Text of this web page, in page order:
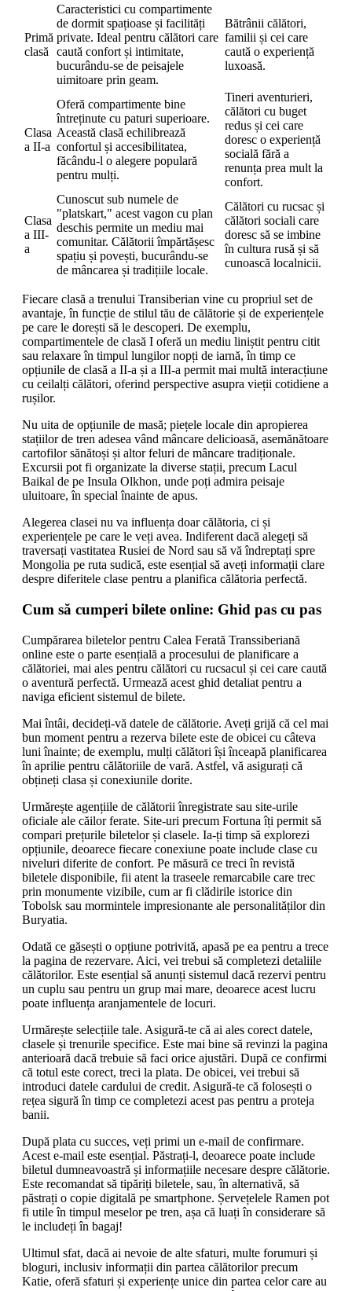
Primă
clasă
Caracteristici cu compartimente
de dormit spațioase și facilități
private. Ideal pentru călători care
caută confort și intimitate,
bucurându-se de peisajele
uimitoare prin geam.
Bătrânii călători,
familii și cei care
caută o experiență
luxoasă.
Clasa
a II-a
Oferă compartimente bine
întreținute cu paturi superioare.
Această clasă echilibrează
confortul și accesibilitatea,
făcându-l o alegere populară
pentru mulți.
Tineri aventurieri,
călători cu buget
redus și cei care
doresc o experiență
socială fără a
renunța prea mult la
confort.
Clasa
a III-
a
Cunoscut sub numele de
"platskart," acest vagon cu plan
deschis permite un mediu mai
comunitar. Călătorii împărtășesc
spațiu și povești, bucurându-se
de mâncarea și tradițiile locale.
Călători cu rucsac și
călători sociali care
doresc să se imbine
în cultura rusă și să
cunoască localnicii.
Fiecare clasă a trenului Transiberian vine cu propriul set de
avantaje, în funcție de stilul tău de călătorie și de experiențele
pe care le dorești să le descoperi. De exemplu,
compartimentele de clasă I oferă un mediu liniștit pentru citit
sau relaxare în timpul lungilor nopți de iarnă, în timp ce
opțiunile de clasă a II-a și a III-a permit mai multă interacțiune
cu ceilalți călători, oferind perspective asupra vieții cotidiene a
rușilor.
Nu uita de opțiunile de masă; piețele locale din apropierea
stațiilor de tren adesea vând mâncare delicioasă, asemănătoare
cartofilor sănătoși și altor feluri de mâncare tradiționale.
Excursii pot fi organizate la diverse stații, precum Lacul
Baikal de pe Insula Olkhon, unde poți admira peisaje
uluitoare, în special înainte de apus.
Alegerea clasei nu va influența doar călătoria, ci și
experiențele pe care le veți avea. Indiferent dacă alegeți să
traversați vastitatea Rusiei de Nord sau să vă îndreptați spre
Mongolia pe ruta sudică, este esențial să aveți informații clare
despre diferitele clase pentru a planifica călătoria perfectă.
Cum să cumperi bilete online: Ghid pas cu pas
Cumpărarea biletelor pentru Calea Ferată Transsiberiană
online este o parte esențială a procesului de planificare a
călătoriei, mai ales pentru călători cu rucsacul și cei care caută
o aventură perfectă. Urmează acest ghid detaliat pentru a
naviga eficient sistemul de bilete.
Mai întâi, decideți-vă datele de călătorie. Aveți grijă că cel mai
bun moment pentru a rezerva bilete este de obicei cu câteva
luni înainte; de exemplu, mulți călători își înceapă planificarea
în aprilie pentru călătoriile de vară. Astfel, vă asigurați că
obțineți clasa și conexiunile dorite.
Urmărește agențiile de călătorii înregistrate sau site-urile
oficiale ale căilor ferate. Site-uri precum Fortuna îți permit să
compari prețurile biletelor și clasele. Ia-ți timp să explorezi
opțiunile, deoarece fiecare conexiune poate include clase cu
niveluri diferite de confort. Pe măsură ce treci în revistă
biletele disponibile, fii atent la traseele remarcabile care trec
prin monumente vizibile, cum ar fi clădirile istorice din
Tobolsk sau mormintele impresionante ale personalităților din
Buryatia.
Odată ce găsești o opțiune potrivită, apasă pe ea pentru a trece
la pagina de rezervare. Aici, vei trebui să completezi detaliile
călătorilor. Este esențial să anunți sistemul dacă rezervi pentru
un cuplu sau pentru un grup mai mare, deoarece acest lucru
poate influența aranjamentele de locuri.
Urmărește selecțiile tale. Asigură-te că ai ales corect datele,
clasele și trenurile specifice. Este mai bine să revinzi la pagina
anterioară dacă trebuie să faci orice ajustări. După ce confirmi
că totul este corect, treci la plata. De obicei, vei trebui să
introduci datele cardului de credit. Asigură-te că folosești o
rețea sigură în timp ce completezi acest pas pentru a proteja
banii.
După plata cu succes, veți primi un e-mail de confirmare.
Acest e-mail este esențial. Păstrați-l, deoarece poate include
biletul dumneavoastră și informațiile necesare despre călătorie.
Este recomandat să tipăriți biletele, sau, în alternativă, să
păstrați o copie digitală pe smartphone. Șervețelele Ramen pot
fi utile în timpul meselor pe tren, așa că luați în considerare să
le includeți în bagaj!
Ultimul sfat, dacă ai nevoie de alte sfaturi, multe forumuri și
bloguri, inclusiv informații din partea călătorilor precum
Katie, oferă sfaturi și experiențe unice din partea celor care au